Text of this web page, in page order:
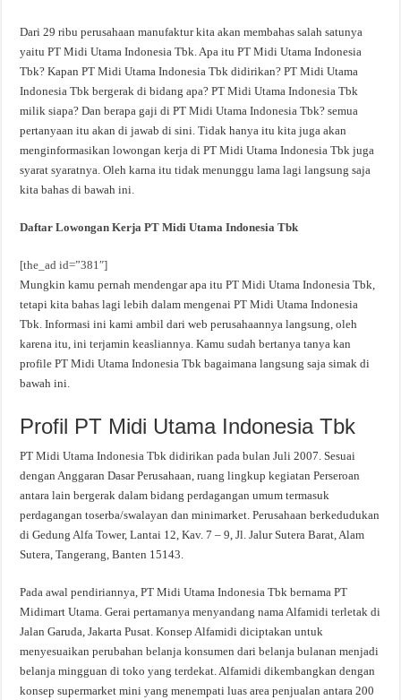
Dari 29 ribu perusahaan manufaktur kita akan membahas salah satunya
yaitu PT Midi Utama Indonesia Tbk. Apa itu PT Midi Utama Indonesia
Tbk? Kapan PT Midi Utama Indonesia Tbk didirikan? PT Midi Utama
Indonesia Tbk bergerak di bidang apa? PT Midi Utama Indonesia Tbk
milik siapa? Dan berapa gaji di PT Midi Utama Indonesia Tbk? semua
pertanyaan itu akan di jawab di sini. Tidak hanya itu kita juga akan
menginformasikan lowongan kerja di PT Midi Utama Indonesia Tbk juga
syarat syaratnya. Oleh karna itu tidak menunggu lama lagi langsung saja
kita bahas di bawah ini.
Daftar Lowongan Kerja PT Midi Utama Indonesia Tbk
[the_ad id=”381″]
Mungkin kamu pernah mendengar apa itu PT Midi Utama Indonesia Tbk,
tetapi kita bahas lagi lebih dalam mengenai PT Midi Utama Indonesia
Tbk. Informasi ini kami ambil dari web perusahaannya langsung, oleh
karena itu, ini terjamin keasliannya. Kamu sudah bertanya tanya kan
profile PT Midi Utama Indonesia Tbk bagaimana langsung saja simak di
bawah ini.
Profil PT Midi Utama Indonesia Tbk
PT Midi Utama Indonesia Tbk didirikan pada bulan Juli 2007. Sesuai
dengan Anggaran Dasar Perusahaan, ruang lingkup kegiatan Perseroan
antara lain bergerak dalam bidang perdagangan umum termasuk
perdagangan toserba/swalayan dan minimarket. Perusahaan berkedudukan
di Gedung Alfa Tower, Lantai 12, Kav. 7 – 9, Jl. Jalur Sutera Barat, Alam
Sutera, Tangerang, Banten 15143.
Pada awal pendiriannya, PT Midi Utama Indonesia Tbk bernama PT
Midimart Utama. Gerai pertamanya menyandang nama Alfamidi terletak di
Jalan Garuda, Jakarta Pusat. Konsep Alfamidi diciptakan untuk
menyesuaikan perubahan belanja konsumen dari belanja bulanan menjadi
belanja mingguan di toko yang terdekat. Alfamidi dikembangkan dengan
konsep supermarket mini yang menempati luas area penjualan antara 200